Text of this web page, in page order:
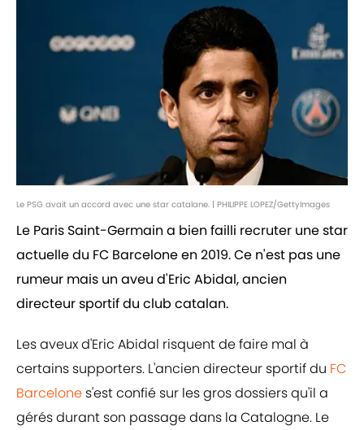
Le PSG avait un accord avec une star catalane. | PHILIPPE LOPEZ/GettyImages
Le Paris Saint-Germain a bien failli recruter une star
actuelle du FC Barcelone en 2019. Ce n'est pas une
rumeur mais un aveu d'Eric Abidal, ancien
directeur sportif du club catalan.
Les aveux d'Eric Abidal risquent de faire mal à
certains supporters. L'ancien directeur sportif du FC
Barcelone s'est confié sur les gros dossiers qu'il a
gérés durant son passage dans la Catalogne. Le